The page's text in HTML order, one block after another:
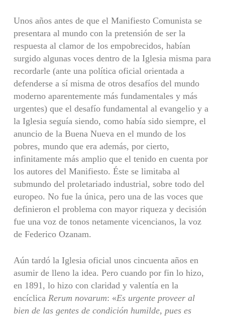
Unos años antes de que el Manifiesto Comunista se
presentara al mundo con la pretensión de ser la
respuesta al clamor de los empobrecidos, habían
surgido algunas voces dentro de la Iglesia misma para
recordarle (ante una política oficial orientada a
defenderse a sí misma de otros desafíos del mundo
moderno aparentemente más fundamentales y más
urgentes) que el desafío fundamental al evangelio y a
la Iglesia seguía siendo, como había sido siempre, el
anuncio de la Buena Nueva en el mundo de los
pobres, mundo que era además, por cierto,
infinitamente más amplio que el tenido en cuenta por
los autores del Manifiesto. Éste se limitaba al
submundo del proletariado industrial, sobre todo del
europeo. No fue la única, pero una de las voces que
definieron el problema con mayor riqueza y decisión
fue una voz de tonos netamente vicencianos, la voz
de Federico Ozanam.
Aún tardó la Iglesia oficial unos cincuenta años en
asumir de lleno la idea. Pero cuando por fin lo hizo,
en 1891, lo hizo con claridad y valentía en la
encíclica Rerum novarum: «Es urgente proveer al
bien de las gentes de condición humilde, pues es